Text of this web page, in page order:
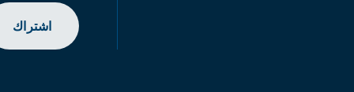
اشتراك